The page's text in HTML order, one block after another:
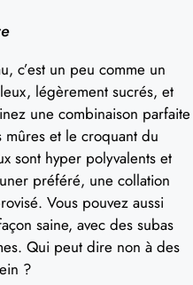
c’est un peu comme un
légèrement sucrés, et
une combinaison parfaite
et le croquant du
sont hyper polyvalents et
préféré, une collation
Vous pouvez aussi
saine, avec des subas
Qui peut dire non à des
?